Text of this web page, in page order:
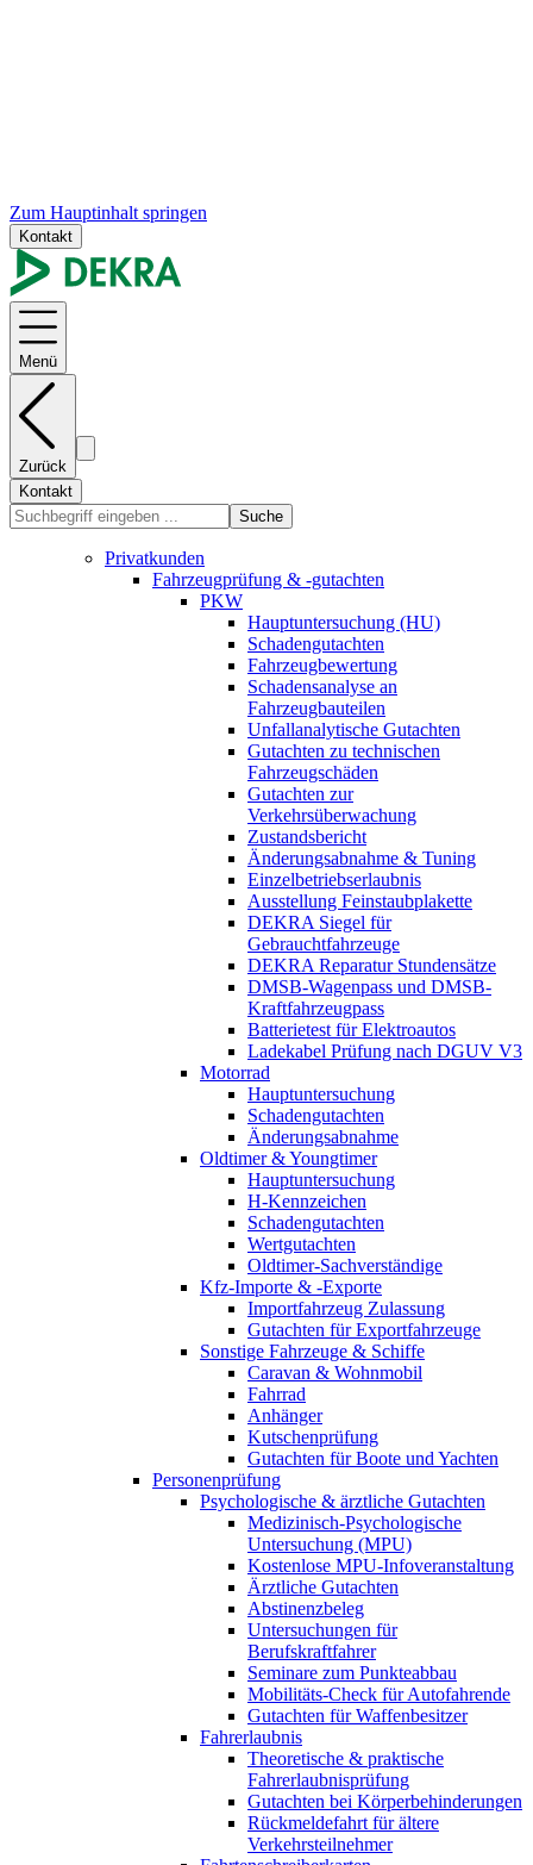
Zum Hauptinhalt springen
Kontakt
Menü
Zurück
Kontakt
Suche
Privatkunden
Fahrzeugprüfung & -gutachten
PKW
Hauptuntersuchung (HU)
Schadengutachten
Fahrzeugbewertung
Schadensanalyse an
Fahrzeugbauteilen
Unfallanalytische Gutachten
Gutachten zu technischen
Fahrzeugschäden
Gutachten zur
Verkehrsüberwachung
Zustandsbericht
Änderungsabnahme & Tuning
Einzelbetriebserlaubnis
Ausstellung Feinstaubplakette
DEKRA Siegel für
Gebrauchtfahrzeuge
DEKRA Reparatur Stundensätze
DMSB-Wagenpass und DMSB-
Kraftfahrzeugpass
Batterietest für Elektroautos
Ladekabel Prüfung nach DGUV V3
Motorrad
Hauptuntersuchung
Schadengutachten
Änderungsabnahme
Oldtimer & Youngtimer
Hauptuntersuchung
H-Kennzeichen
Schadengutachten
Wertgutachten
Oldtimer-Sachverständige
Kfz-Importe & -Exporte
Importfahrzeug Zulassung
Gutachten für Exportfahrzeuge
Sonstige Fahrzeuge & Schiffe
Caravan & Wohnmobil
Fahrrad
Anhänger
Kutschenprüfung
Gutachten für Boote und Yachten
Personenprüfung
Psychologische & ärztliche Gutachten
Medizinisch-Psychologische
Untersuchung (MPU)
Kostenlose MPU-Infoveranstaltung
Ärztliche Gutachten
Abstinenzbeleg
Untersuchungen für
Berufskraftfahrer
Seminare zum Punkteabbau
Mobilitäts-Check für Autofahrende
Gutachten für Waffenbesitzer
Fahrerlaubnis
Theoretische & praktische
Fahrerlaubnisprüfung
Gutachten bei Körperbehinderungen
Rückmeldefahrt für ältere
Verkehrsteilnehmer